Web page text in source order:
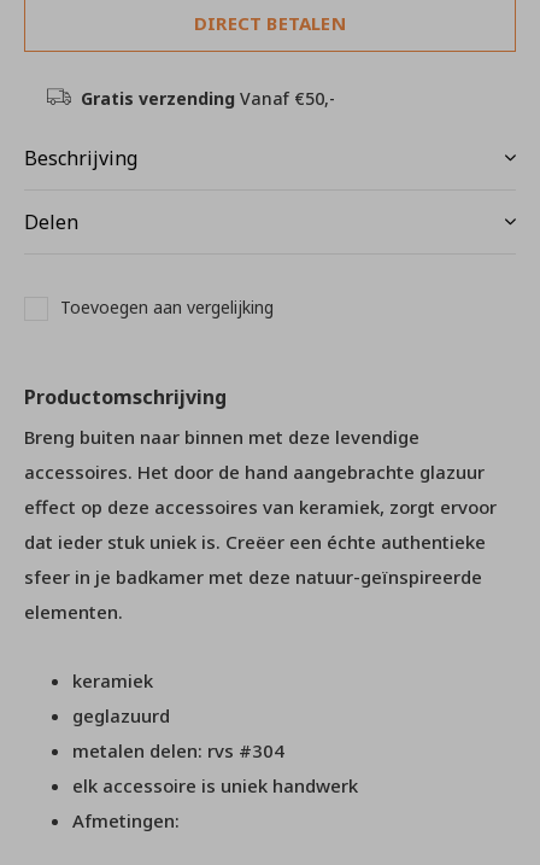
DIRECT BETALEN
Gratis verzending Vanaf €50,-
Beschrijving
Delen
Toevoegen aan vergelijking
Productomschrijving
Breng buiten naar binnen met deze levendige
accessoires. Het door de hand aangebrachte glazuur
effect op deze accessoires van keramiek, zorgt ervoor
dat ieder stuk uniek is. Creëer een échte authentieke
sfeer in je badkamer met deze natuur-geïnspireerde
elementen.
keramiek
geglazuurd
metalen delen: rvs #304
elk accessoire is uniek handwerk
Afmetingen: